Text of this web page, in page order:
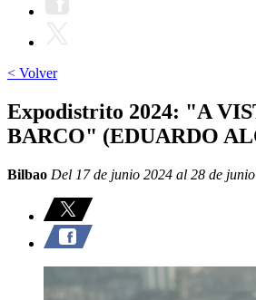
< Volver
Expodistrito 2024: "A
BARCO" (EDUARDO
Bilbao Del 17 de junio 2024 al 28 de